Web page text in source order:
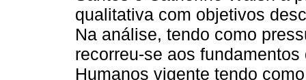
qualitativa com objetivos
Na análise, tendo como
recorreu-se aos
Humanos vigente tendo